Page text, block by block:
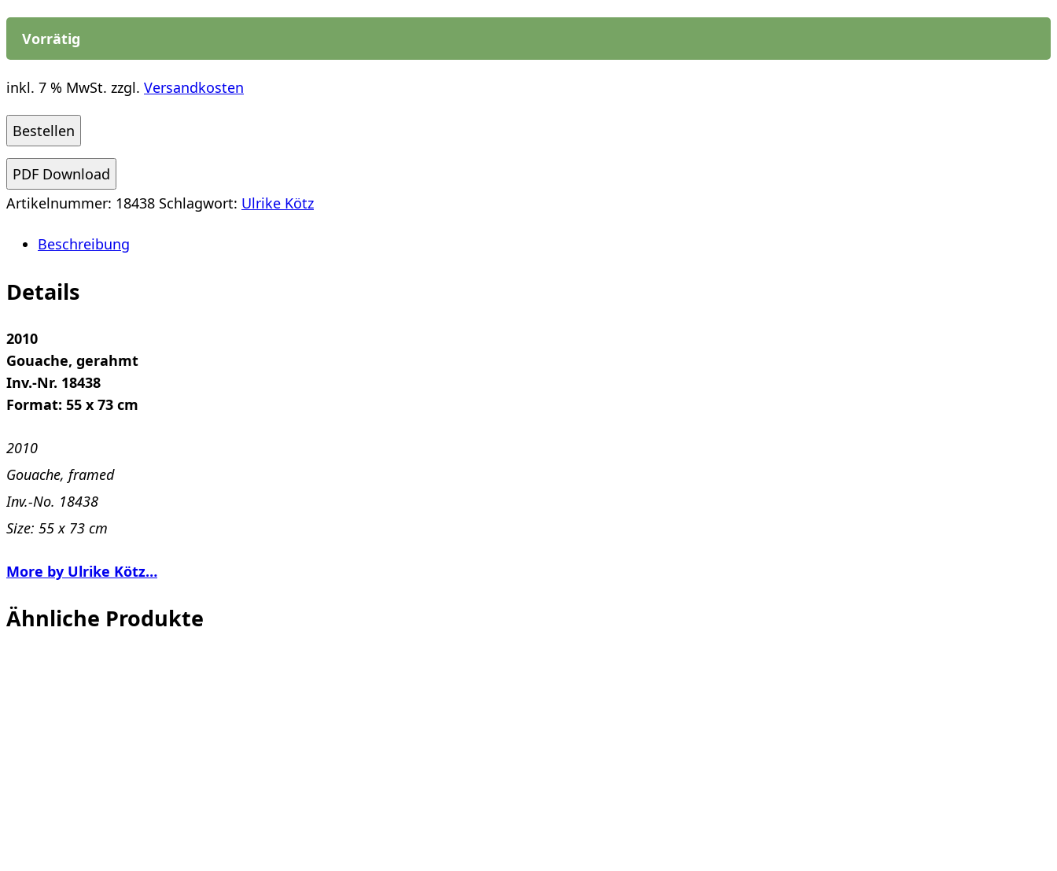
Vorrätig
inkl. 7 % MwSt. zzgl. Versandkosten
Ulrike
Kötz:
Zimmer
Menge
Bestellen
PDF Download
Artikelnummer: 18438 Schlagwort: Ulrike Kötz
Beschreibung
Details
2010
Gouache, gerahmt
Inv.-Nr. 18438
Format: 55 x 73 cm
2010
Gouache, framed
Inv.-No. 18438
Size: 55 x 73 cm
More by Ulrike Kötz…
Ähnliche Produkte